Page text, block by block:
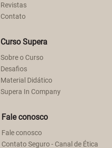
Revistas
Contato
Curso Supera
Sobre o Curso
Desafios
Material Didático
Supera In Company
Fale conosco
Fale conosco
Contato Seguro - Canal de Ética